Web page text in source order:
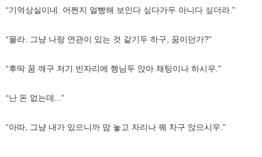
“기억상실이네. 어쩐지 얼빵해 보인다 싶다가두 아니다 싶더라.”
“몰라. 그냥 나랑 연관이 있는 것 같기두 하구, 꿈이던가?”
“후딱 꿈 깨구 저기 빈자리에 행님두 앉아 채팅이나 하시우.”
“난 돈 없는데...”
“아따, 그냥 내가 있으니까 맘 놓고 자리나 꿰 차구 앉으시우.”